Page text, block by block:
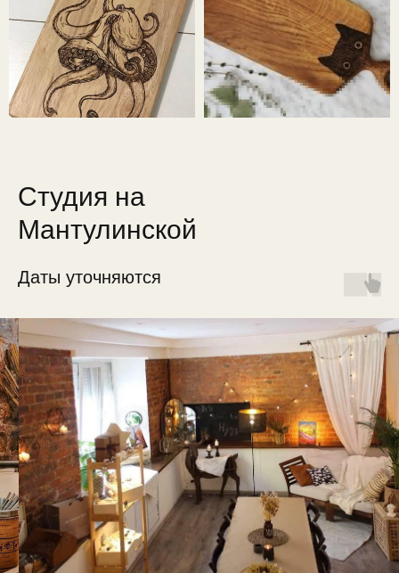
Студия на
Мантулинской
Даты уточняются